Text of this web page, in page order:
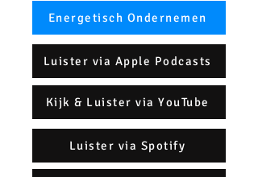
Energetisch Ondernemen
Luister via Apple Podcasts
Kijk & Luister via YouTube
Luister via Spotify